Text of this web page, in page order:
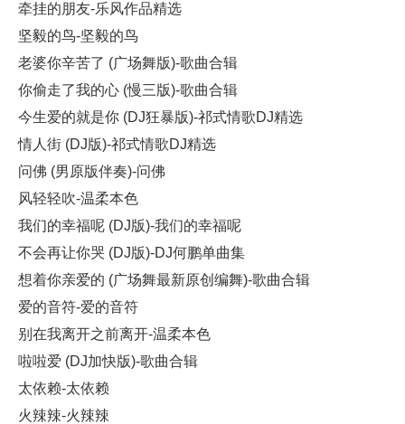
牵挂的朋友-乐风作品精选
坚毅的鸟-坚毅的鸟
老婆你辛苦了 (广场舞版)-歌曲合辑
你偷走了我的心 (慢三版)-歌曲合辑
今生爱的就是你 (DJ狂暴版)-祁式情歌DJ精选
情人街 (DJ版)-祁式情歌DJ精选
问佛 (男原版伴奏)-问佛
风轻轻吹-温柔本色
我们的幸福呢 (DJ版)-我们的幸福呢
不会再让你哭 (DJ版)-DJ何鹏单曲集
想着你亲爱的 (广场舞最新原创编舞)-歌曲合辑
爱的音符-爱的音符
别在我离开之前离开-温柔本色
啦啦爱 (DJ加快版)-歌曲合辑
太依赖-太依赖
火辣辣-火辣辣